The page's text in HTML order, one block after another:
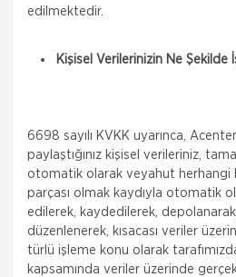
edilmektedir.
Kişisel Verilerinizin Ne Şekilde
6698 sayılı KVKK uyarınca,
paylaştığınız kişisel verileriniz,
otomatik olarak veyahut herhangi
parçası olmak kaydıyla otomatik
edilerek, kaydedilerek,
düzenlenerek, kısacası veriler
türlü işleme konu olarak
kapsamında veriler üzerinde